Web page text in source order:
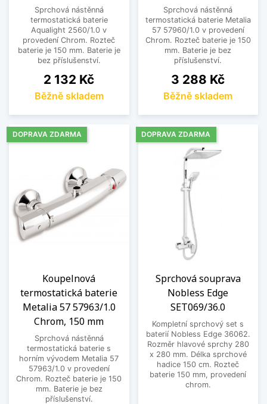
Sprchová nástěnná
termostatická baterie
Aqualight 2560/1.0 v
provedení Chrom. Rozteč
baterie je 150 mm. Baterie je
bez příslušenství.
Cena
2 132 Kč
Běžně skladem
Sprchová nástěnná
termostatická baterie Metalia
57 57960/1.0 v provedení
Chrom. Rozteč baterie je 150
mm. Baterie je bez
příslušenství.
Cena
3 288 Kč
Běžně skladem
Koupelnová
termostatická baterie
Metalia 57 57963/1.0
Chrom, 150 mm
Sprchová nástěnná
termostatická baterie s
horním vývodem Metalia 57
57963/1.0 v provedení
Chrom. Rozteč baterie je 150
mm. Baterie je bez
příslušenství.
DOPRAVA ZDARMA
Sprchová souprava
Nobless Edge
SET069/36.0
Kompletní sprchový set s
baterií Nobless Edge 36062.
Rozměr hlavové sprchy 280
x 280 mm. Délka sprchové
hadice 150 cm. Rozteč
baterie 150 mm, provedení
chrom.
DOPRAVA ZDARMA